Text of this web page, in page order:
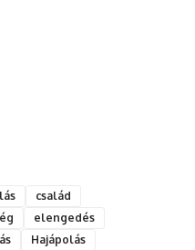
család
elengedés
Hajápolás